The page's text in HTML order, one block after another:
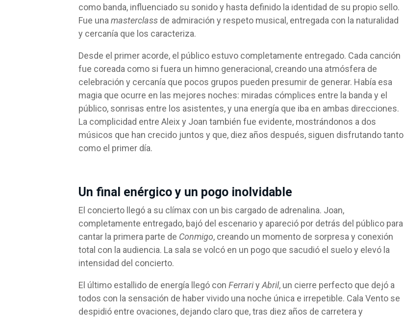
como banda, influenciado su sonido y hasta definido la identidad de su propio sello.
Fue unamasterclass de admiración y respeto musical, entregada con la naturalidad
y cercanía que los caracteriza.
Desde el primer acorde, el público estuvo completamente entregado. Cada canción
fue coreada como si fuera un himno generacional, creando una atmósfera de
celebración y cercanía que pocos grupos pueden presumir de generar. Había esa
magia que ocurre en las mejores noches: miradas cómplices entre la banda y el
público, sonrisas entre los asistentes, y una energía que iba en ambas direcciones.
La complicidad entre Aleix y Joan también fue evidente, mostrándonos a dos
músicos que han crecido juntos y que, diez años después, siguen disfrutando tanto
como el primer día.
Un final enérgico y un pogo inolvidable
El concierto llegó a su clímax con un bis cargado de adrenalina. Joan,
completamente entregado, bajó del escenario y apareció por detrás del público para
cantar la primera parte de Conmigo, creando un momento de sorpresa y conexión
total con la audiencia. La sala se volcó en un pogo que sacudió el suelo y elevó la
intensidad del concierto.
El último estallido de energía llegó con FerrariyAbril, un cierre perfecto que dejó a
todos con la sensación de haber vivido una noche única e irrepetible. Cala Vento se
despidió entre ovaciones, dejando claro que, tras diez años de carretera y